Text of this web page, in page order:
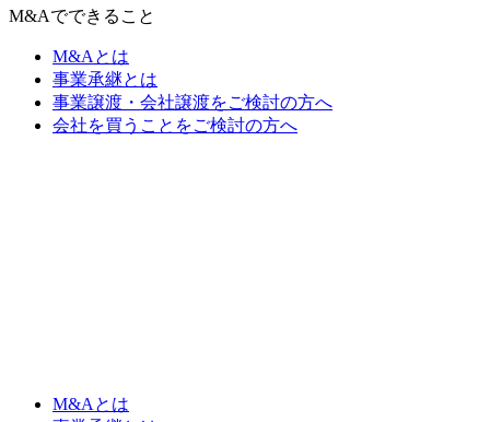
M&Aでできること
M&Aとは
事業承継とは
事業譲渡・会社譲渡をご検討の方へ
会社を買うことをご検討の方へ
M&Aとは